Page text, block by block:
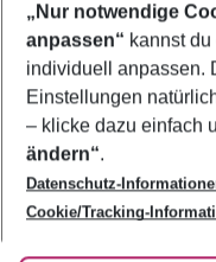
Footer
Footer navigation
Über uns
AGB
Bestpreisgarantie
Cookie-Einstellungen
Cookie-Richtlinie
Agenturbetreuung
Barrierefreies Reisen
Folge uns
„Nur notwendige
anpassen“ kannst
individuell anpassen.
Einstellungen
– klicke dazu einfach
ändern“.
Datenschutz-
Cookie/Tracking-